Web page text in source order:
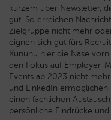
kurzem über Newsletter,
gut. So erreichen
Zielgruppe nicht mehr
eignen sich gut fürs
Kununu hier die Nase
den Fokus auf Employer-
Events ab 2023 nicht
und LinkedIn
einen fachlichen
persönliche Eindrücke